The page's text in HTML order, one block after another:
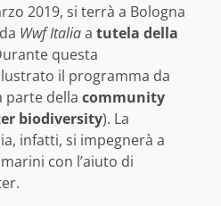
2019, si terrà a Bologna
Wwf Italiaa tutela della
questa
il programma da
parte della community
biodiversity). La
infatti, si impegnerà a
con l’aiuto di